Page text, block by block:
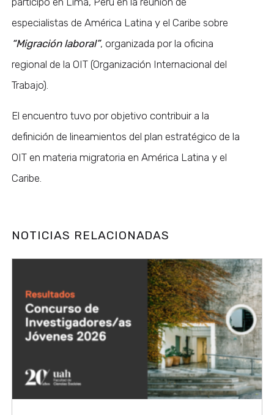
especialistas de América Latina y el Caribe sobre
“Migración laboral”, organizada por la oficina
regional de la OIT (Organización Internacional del
Trabajo).
El encuentro tuvo por objetivo contribuir a la
definición de lineamientos del plan estratégico de la
OIT en materia migratoria en América Latina y el
Caribe.
NOTICIAS RELACIONADAS